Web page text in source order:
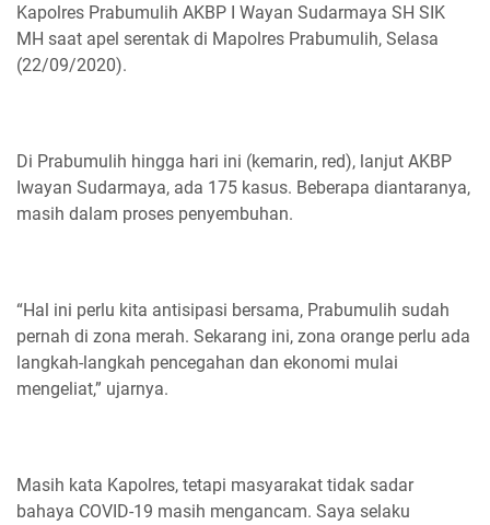
Kapolres Prabumulih AKBP I Wayan Sudarmaya SH SIK
MH saat apel serentak di Mapolres Prabumulih, Selasa
(22/09/2020).
Di Prabumulih hingga hari ini (kemarin, red), lanjut AKBP
Iwayan Sudarmaya, ada 175 kasus. Beberapa diantaranya,
masih dalam proses penyembuhan.
“Hal ini perlu kita antisipasi bersama, Prabumulih sudah
pernah di zona merah. Sekarang ini, zona orange perlu ada
langkah-langkah pencegahan dan ekonomi mulai
mengeliat,” ujarnya.
Masih kata Kapolres, tetapi masyarakat tidak sadar
bahaya COVID-19 masih mengancam. Saya selaku